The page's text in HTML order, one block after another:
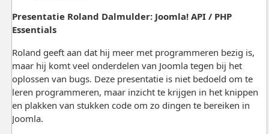
Presentatie Roland Dalmulder: Joomla! API / PHP
Essentials
Roland geeft aan dat hij meer met programmeren bezig is,
maar hij komt veel onderdelen van Joomla tegen bij het
oplossen van bugs. Deze presentatie is niet bedoeld om te
leren programmeren, maar inzicht te krijgen in het knippen
en plakken van stukken code om zo dingen te bereiken in
Joomla.